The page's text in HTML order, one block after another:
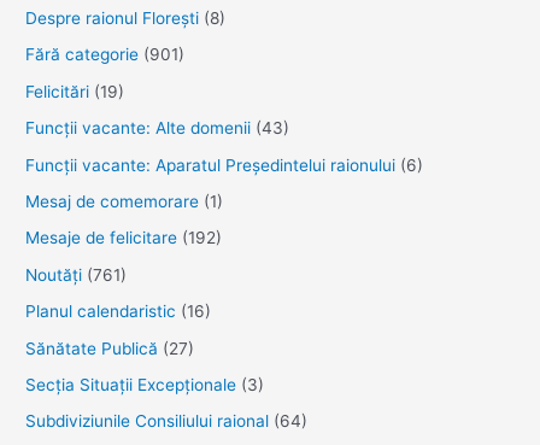
echipamentelor
agricole
Despre raionul Floreşti (8)
Fără categorie (901)
Felicitări (19)
Funcţii vacante: Alte domenii (43)
Funcții vacante: Aparatul Președintelui raionului (6)
Mesaj de comemorare (1)
Mesaje de felicitare (192)
Noutăţi (761)
Planul calendaristic (16)
Sănătate Publică (27)
Secția Situații Excepționale (3)
Subdiviziunile Consiliului raional (64)